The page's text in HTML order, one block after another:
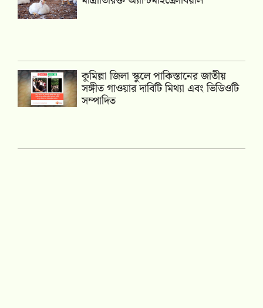
কুমিল্লা জিলা স্কুলে পাকিস্তানের জাতীয়
সঙ্গীত গাওয়ার দাবিটি মিথ্যা এবং ভিডিওটি
সম্পাদিত